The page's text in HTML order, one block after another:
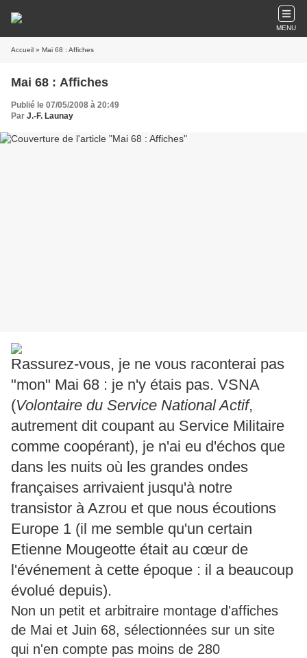
MENU
Accueil » Mai 68 : Affiches
Mai 68 : Affiches
Publié le 07/05/2008 à 20:49
Par J.-F. Launay
Rassurez-vous, je ne vous raconterai pas
"mon" Mai 68 : je n'y étais pas. VSNA
(Volontaire du Service National Actif,
autrement dit coupant au Service Militaire
comme coopérant), je n'ai eu d'échos que
dans les nuits où les grandes ondes
françaises arrivaient jusqu'à notre
transistor à Azrou et que nous écoutions
Europe 1 (il me semble qu'un certain
Etienne Mougeotte était au cœur de
l'événement à cette époque : il a beaucoup
évolué depuis).
Non un petit et arbitraire montage d'affiches
de Mai et Juin 68, sélectionnées sur un site
qui n'en compte pas moins de 280